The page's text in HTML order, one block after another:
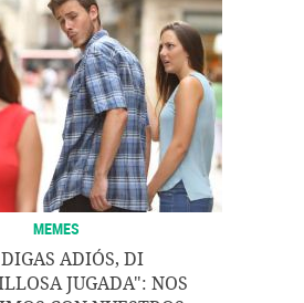
MEMES
ADIÓS, DI
JUGADA": NOS